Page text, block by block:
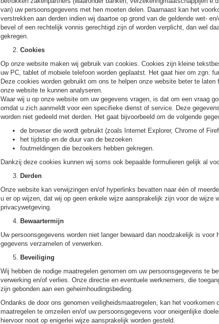
van) uw persoonsgegevens met hen moeten delen. Daarnaast kan het
verstrekken aan derden indien wij daartoe op grond van de geldende wet-
bevel of een rechtelijk vonnis gerechtigd zijn of worden verplicht, dan wel
gekregen.
Cookies
Op onze website maken wij gebruik van cookies. Cookies zijn kleine
uw PC, tablet of mobiele telefoon worden geplaatst. Het gaat hier om zgn.
Deze cookies worden gebruikt om ons te helpen onze website beter te laten
onze website te kunnen analyseren.
Waar wij u op onze website om uw gegevens vragen, is dat om een vraag
omdat u zich aanmeldt voor een specifieke dienst of service. Deze
worden niet gedeeld met derden. Het gaat bijvoorbeeld om de volgende
de browser die wordt gebruikt (zoals Internet Explorer, Chrome of
het tijdstip en de duur van de bezoeken
foutmeldingen die bezoekers hebben gekregen.
Dankzij deze cookies kunnen wij soms ook bepaalde formulieren gelijk al
Derden
Onze website kan verwijzingen en/of hyperlinks bevatten naar één of
u er op wijzen, dat wij op geen enkele wijze aansprakelijk zijn voor de wijze
privacywetgeving.
Bewaartermijn
Uw persoonsgegevens worden niet langer bewaard dan noodzakelijk is voor
gegevens verzamelen of verwerken.
Beveiliging
Wij hebben de nodige maatregelen genomen om uw persoonsgegevens te
verwerking en/of verlies. Onze directie en eventuele werknemers, die
zijn gebonden aan een geheimhoudingsbeding.
Ondanks de door ons genomen veiligheidsmaatregelen, kan het voorkomen
maatregelen te omzeilen en/of uw persoonsgegevens voor oneigenlijke
hiervoor nooit op enigerlei wijze aansprakelijk worden gesteld.